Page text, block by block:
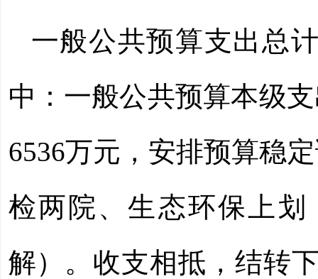
一般公共预算支出总
中：一般公共预算本级
6536万元，安排预算稳
检两院、生态环保上
解）。收支相抵，结转